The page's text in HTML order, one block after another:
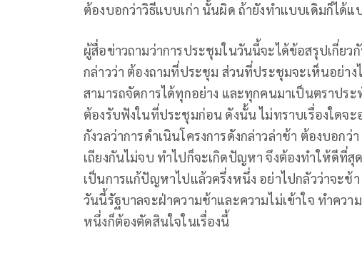
ต้องบอกว่าวิธีแบบเก่า นั้นผิด ถ้ายังทำแบบเดิมก็ได้
ผู้สื่อข่าวถามว่าการประชุมในวันนี้จะได้ข้อสรุปเกี่ยว
กล่าวว่า ต้องถามที่ประชุม ส่วนที่ประชุมจะเห็นอย่า
สามารถจัดการได้ทุกอย่าง และทุกคนมาเป็นตราป
ต้องรับฟังในที่ประชุมก่อน ดังนั้น ไม่ทราบเรื่องใดจ
กังวลว่าการดำเนินโครงการดังกล่าวล่าช้า ต้องบอก
เถียงกันไม่จบ ทำไปก็จะเกิดปัญหา จึงต้องทำให้ดีที่
เป็นการแก้ปัญหาไปแล้วครึ่งหนึ่ง อย่าไปกลัวว่าจะช้
วันนี้รัฐบาลจะฝ่าความช้าและความไม่เข้าใจ ทำคว
หนึ่งก็ต้องตัดสินใจในเรื่องนี้